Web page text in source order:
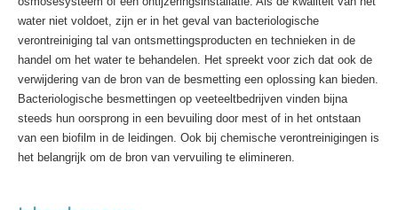
water niet voldoet, zijn er in het geval van bacteriologische
verontreiniging tal van ontsmettingsproducten en technieken in de
handel om het water te behandelen. Het spreekt voor zich dat ook de
verwijdering van de bron van de besmetting een oplossing kan bieden.
Bacteriologische besmettingen op veeteeltbedrijven vinden bijna
steeds hun oorsprong in een bevuiling door mest of in het ontstaan
van een biofilm in de leidingen. Ook bij chemische verontreinigingen is
het belangrijk om de bron van vervuiling te elimineren.